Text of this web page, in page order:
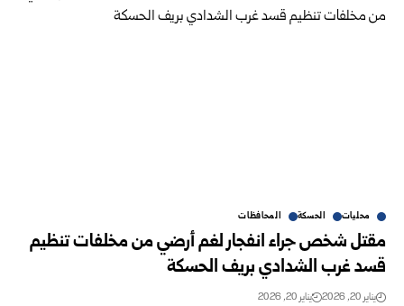
محليات الحسكة المحافظات
مقتل شخص جراء انفجار لغم أرضي من مخلفات تنظيم
قسد غرب الشدادي بريف الحسكة
يناير 20, 2026 يناير 20, 2026